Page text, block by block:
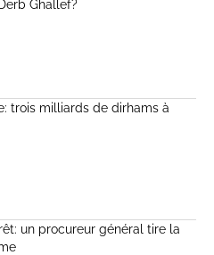
Ghallef?
trois milliards de dirhams à
un procureur général tire la